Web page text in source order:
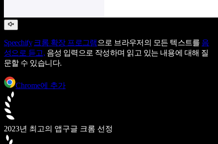
Speechify 크롬 확장 프로그램 으로 브라우저의 모든 텍스트를 음
성으로 듣고, 음성 입력으로 작성하며 읽고 있는 내용에 대해 질
문할 수 있습니다.
Chrome에 추가
2023년 최고의 앱구글 크롬 선정